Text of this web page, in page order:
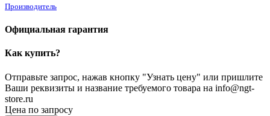
Производитель
Официальная гарантия
Как купить?
Отправьте запрос, нажав кнопку "Узнать цену" или пришлите
Ваши реквизиты и название требуемого товара на info@ngt-
store.ru
Цена по запросу